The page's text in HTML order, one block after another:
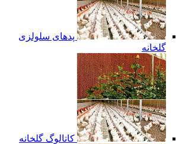
پدهای سلولزی
گلخانه
کاتالوگ گلخانه